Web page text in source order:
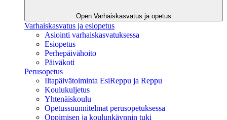
Open Varhaiskasvatus ja opetus
Varhaiskasvatus ja esiopetus
Asiointi varhaiskasvatuksessa
Esiopetus
Perhepäivähoito
Päiväkoti
Perusopetus
Iltapäivätoiminta EsiReppu ja Reppu
Koulukuljetus
Yhtenäiskoulu
Opetussuunnitelmat perusopetuksessa
Oppimisen ja koulunkäynnin tuki